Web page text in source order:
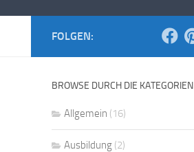
FOLGEN:
BROWSE DURCH DIE KATEGORIEN
Allgemein (16)
Ausbildung (2)